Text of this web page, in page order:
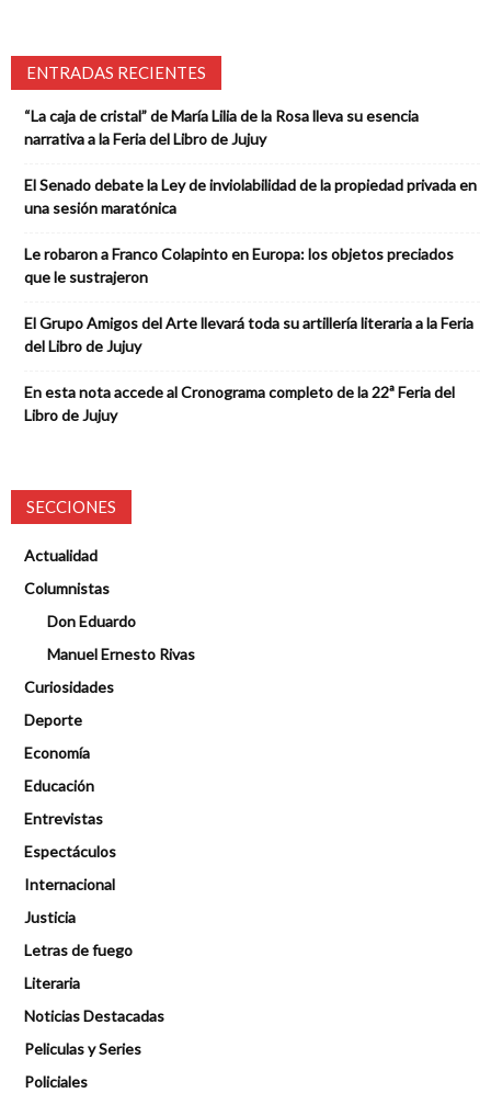
ENTRADAS RECIENTES
“La caja de cristal” de María Lilia de la Rosa lleva su esencia
narrativa a la Feria del Libro de Jujuy
El Senado debate la Ley de inviolabilidad de la propiedad privada en
una sesión maratónica
Le robaron a Franco Colapinto en Europa: los objetos preciados
que le sustrajeron
El Grupo Amigos del Arte llevará toda su artillería literaria a la Feria
del Libro de Jujuy
En esta nota accede al Cronograma completo de la 22ª Feria del
Libro de Jujuy
SECCIONES
Actualidad
Columnistas
Don Eduardo
Manuel Ernesto Rivas
Curiosidades
Deporte
Economía
Educación
Entrevistas
Espectáculos
Internacional
Justicia
Letras de fuego
Literaria
Noticias Destacadas
Peliculas y Series
Policiales